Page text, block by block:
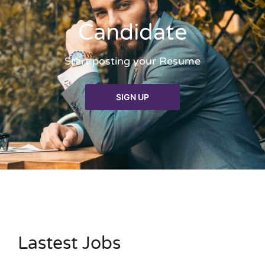
Candidate
Start posting your Resume
SIGN UP
Lastest Jobs